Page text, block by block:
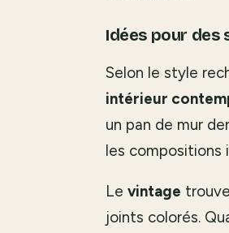
Idées pour des
Selon le style
intérieur
un pan de mur
les compositions
Le vintage
joints colorés.